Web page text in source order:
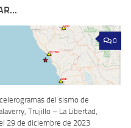
0
del sismo de
Trujillo – La Libertad,
29 de diciembre de 2023